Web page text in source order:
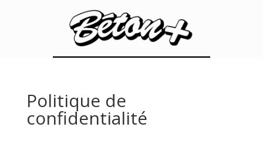
Politique de
confidentialité